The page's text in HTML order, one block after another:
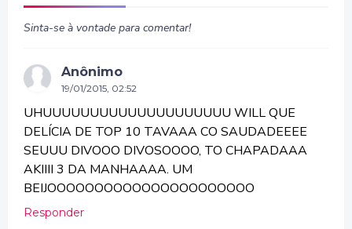
Sinta-se à vontade para comentar!
Anônimo
19/01/2015, 02:52
UHUUUUUUUUUUUUUUUUUUUU WILL QUE
DELÍCIA DE TOP 10 TAVAAA CO SAUDADEEEE
SEUUU DIVOOO DIVOSOOOO, TO CHAPADAAA
AKIIII 3 DA MANHAAAA. UM
BEIJOOOOOOOOOOOOOOOOOOOOOO
Responder